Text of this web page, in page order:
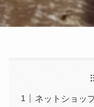
ネットショッ